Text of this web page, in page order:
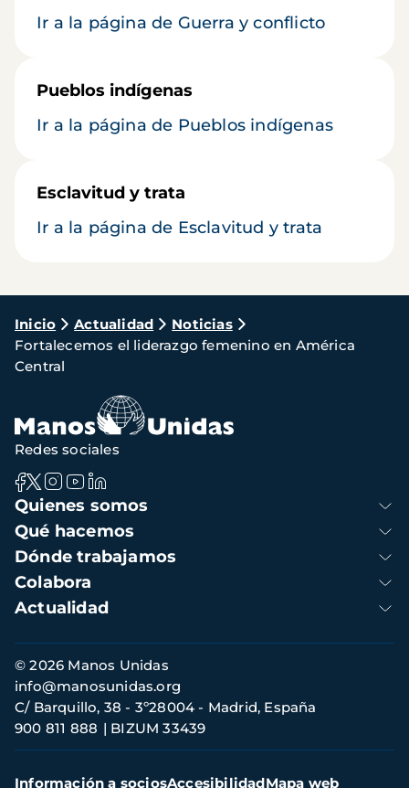
Ir a la página de Guerra y conflicto
Pueblos indígenas
Ir a la página de Pueblos indígenas
Esclavitud y trata
Ir a la página de Esclavitud y trata
Ruta
de
navegación
Inicio Actualidad
Noticias
Fortalecemos el liderazgo femenino en América
Central
Navegación
principal
Quienes somos
Qué hacemos
Dónde trabajamos
Colabora
Actualidad
Redes sociales
Información
de
contacto
© 2026 Manos Unidas
C/ Barquillo, 38 - 3º28004 - Madrid, España
900 811 888
BIZUM 33439
info@manosunidas.org
Menú
Información a sociosAccesibilidadMapa web